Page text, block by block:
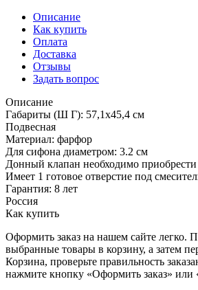
Описание
Как купить
Оплата
Доставка
Отзывы
Задать вопрос
Описание
Габариты (Ш Г): 57,1x45,4 см
Подвесная
Материал: фарфор
Для сифона диаметром: 3.2 см
Донный клапан необходимо приобрести
Имеет 1 готовое отверстие под
Гарантия: 8 лет
Россия
Как купить
Оформить заказ на нашем сайте легко.
выбранные товары в корзину, а затем
Корзина, проверьте правильность
нажмите кнопку «Оформить заказ» или